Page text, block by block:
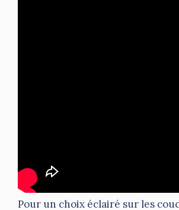
Pour un choix éclairé sur les